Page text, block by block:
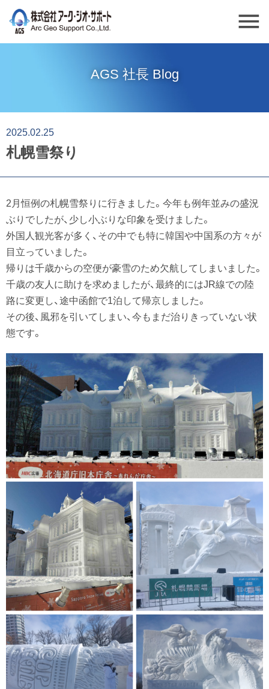
menu
AGS 社長 Blog
2025.02.25
札幌雪祭り
2月恒例の札幌雪祭りに行きました。今年も例年並みの盛況
ぶりでしたが、少し小ぶりな印象を受けました。
外国人観光客が多く、その中でも特に韓国や中国系の方々が
目立っていました。
帰りは千歳からの空便が豪雪のため欠航してしまいました。
千歳の友人に助けを求めましたが、最終的にはJR線での陸
路に変更し、途中函館で1泊して帰京しました。
その後、風邪を引いてしまい、今もまだ治りきっていない状
態です。